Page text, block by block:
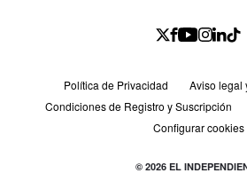
Política de Privacidad
Aviso legal
Condiciones de Registro y Suscripción
Configurar cookies
© 2026 EL